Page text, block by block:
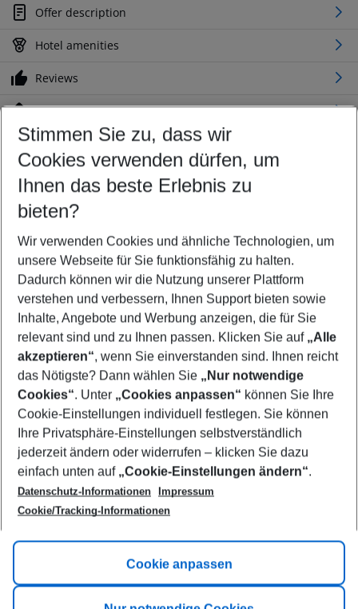
Offer description
Hotel amenities
Reviews
Location
Customize your offer
Find the perfect deal which suits your best
Your departure airport
Any airport
Select your date range
09/08/26–07/08/27 5-8 nights
Who will travel
2 adults No children
Show more filter
Footer
Footer navigation
Title A
Link A
Stimmen Sie zu, dass wir
Cookies verwenden dürfen, um
Ihnen das beste Erlebnis zu
bieten?
Wir verwenden Cookies und ähnliche Technologien, um
unsere Webseite für Sie funktionsfähig zu halten.
Dadurch können wir die Nutzung unserer Plattform
verstehen und verbessern, Ihnen Support bieten sowie
Inhalte, Angebote und Werbung anzeigen, die für Sie
relevant sind und zu Ihnen passen. Klicken Sie auf „Alle
akzeptieren“, wenn Sie einverstanden sind. Ihnen reicht
das Nötigste? Dann wählen Sie „Nur notwendige
Cookies“. Unter „Cookies anpassen“ können Sie Ihre
Cookie-Einstellungen individuell festlegen. Sie können
Ihre Privatsphäre-Einstellungen selbstverständlich
jederzeit ändern oder widerrufen – klicken Sie dazu
einfach unten auf „Cookie-Einstellungen ändern“.
Datenschutz-Informationen
Impressum
Cookie/Tracking-Informationen
Cookie anpassen